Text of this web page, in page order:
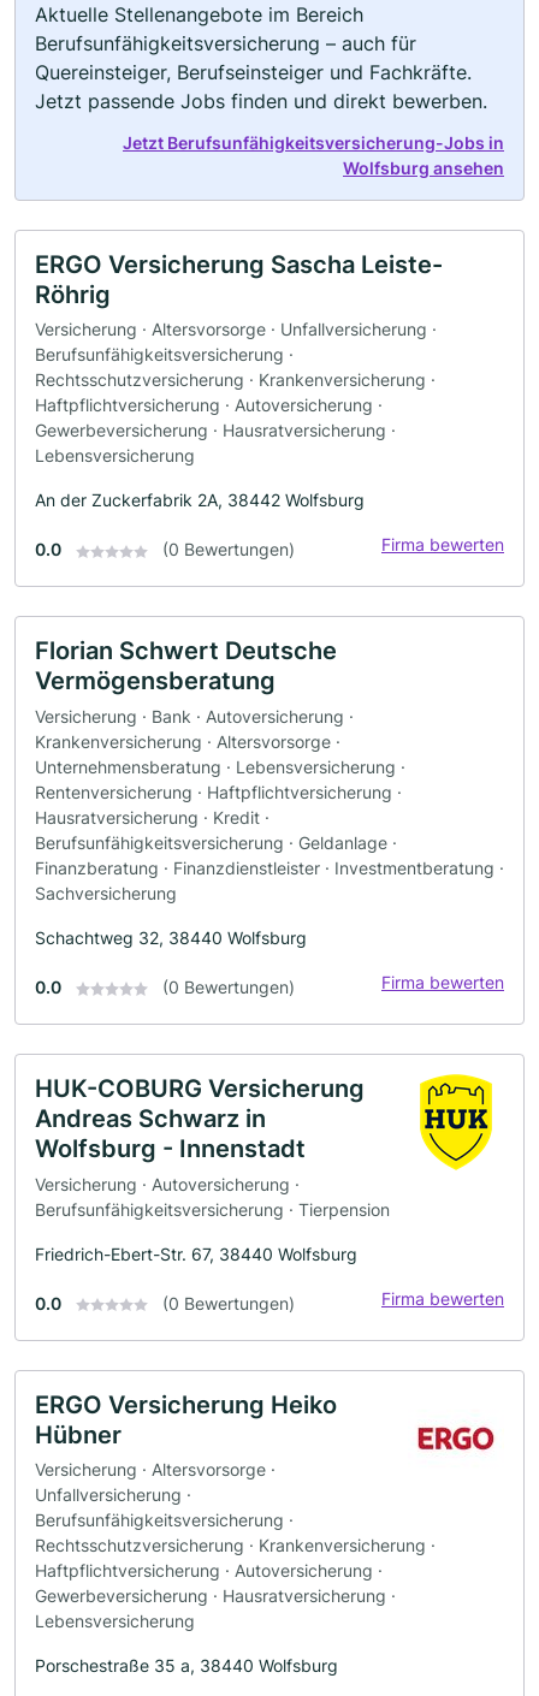
Aktuelle Stellenangebote im Bereich
Berufsunfähigkeitsversicherung – auch für
Quereinsteiger, Berufseinsteiger und Fachkräfte.
Jetzt passende Jobs finden und direkt bewerben.
Jetzt Berufsunfähigkeitsversicherung-Jobs in
Wolfsburg ansehen
ERGO Versicherung Sascha Leiste-
Röhrig
Versicherung · Altersvorsorge · Unfallversicherung ·
Berufsunfähigkeitsversicherung ·
Rechtsschutzversicherung · Krankenversicherung ·
Haftpflichtversicherung · Autoversicherung ·
Gewerbeversicherung · Hausratversicherung ·
Lebensversicherung
An der Zuckerfabrik 2A, 38442 Wolfsburg
0.0 (0 Bewertungen) Firma bewerten
Florian Schwert Deutsche
Vermögensberatung
Versicherung · Bank · Autoversicherung ·
Krankenversicherung · Altersvorsorge ·
Unternehmensberatung · Lebensversicherung ·
Rentenversicherung · Haftpflichtversicherung ·
Hausratversicherung · Kredit ·
Berufsunfähigkeitsversicherung · Geldanlage ·
Finanzberatung · Finanzdienstleister · Investmentberatung ·
Sachversicherung
Schachtweg 32, 38440 Wolfsburg
0.0 (0 Bewertungen) Firma bewerten
HUK-COBURG Versicherung
Andreas Schwarz in
Wolfsburg - Innenstadt
Versicherung · Autoversicherung ·
Berufsunfähigkeitsversicherung · Tierpension
Friedrich-Ebert-Str. 67, 38440 Wolfsburg
0.0 (0 Bewertungen) Firma bewerten
ERGO Versicherung Heiko
Hübner
Versicherung · Altersvorsorge ·
Unfallversicherung ·
Berufsunfähigkeitsversicherung ·
Rechtsschutzversicherung · Krankenversicherung ·
Haftpflichtversicherung · Autoversicherung ·
Gewerbeversicherung · Hausratversicherung ·
Lebensversicherung
Porschestraße 35 a, 38440 Wolfsburg